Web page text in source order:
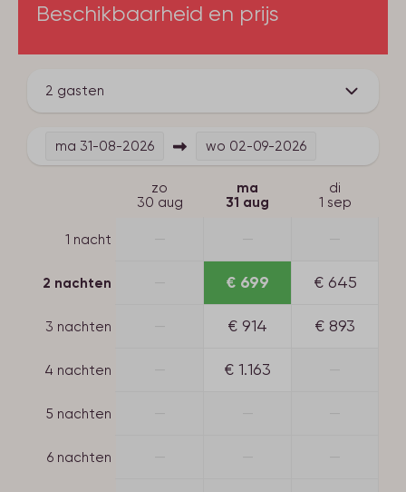
Tuin
Beschikbaarheid en prijs
2 gasten
ma 31-08-2026 wo 02-09-2026
zo
30 aug
ma
31 aug
di
1 sep
1 nacht
2 nachten € 699 € 645
3 nachten € 914 € 893
4 nachten € 1.163
5 nachten
6 nachten